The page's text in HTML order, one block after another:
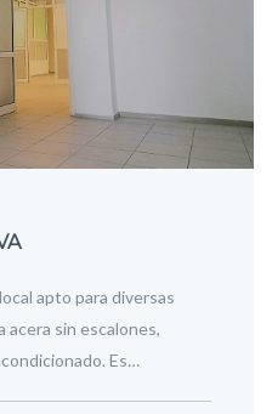
apto para diversas
acera sin escalones,
Es…